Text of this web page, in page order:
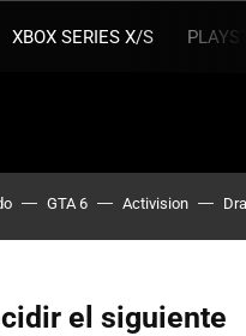
XBOX SERIES X/S
GTA 6 Activision
el siguiente